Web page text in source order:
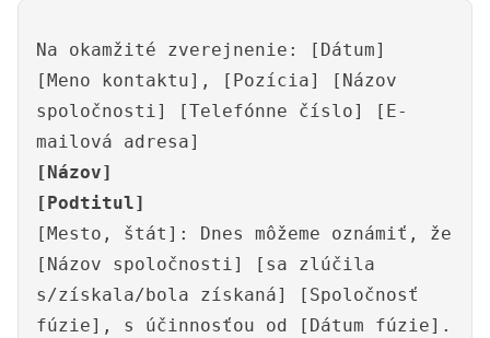
Na okamžité zverejnenie: [Dátum]
[Meno kontaktu], [Pozícia] [Názov
spoločnosti] [Telefónne číslo] [E-
mailová adresa]
[Názov]
[Podtitul]
[Mesto, štát]: Dnes môžeme oznámiť, že
[Názov spoločnosti] [sa zlúčila
s/získala/bola získaná] [Spoločnosť
fúzie], s účinnosťou od [Dátum fúzie].